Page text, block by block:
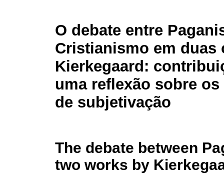
O debate entre
Cristianismo em duas
Kierkegaard:
uma reflexão sobre
de subjetivação
The debate between
two works by